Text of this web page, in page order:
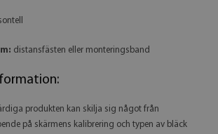
distansfästen eller monteringsband
produkten kan skilja sig något från
på skärmens kalibrering och typen av bläck